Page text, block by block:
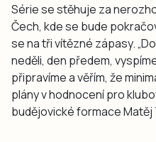
Série se stěhuje za
Čech, kde se bude
se na tři vítězné zápasy.
neděli, den předem,
připravíme a věřím, že
plány v hodnocení pro
budějovické formace Matěj